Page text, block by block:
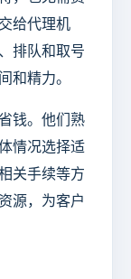
给代理机
排队和取号
和精力。
钱。他们熟
情况选择适
关手续等方
源，为客户